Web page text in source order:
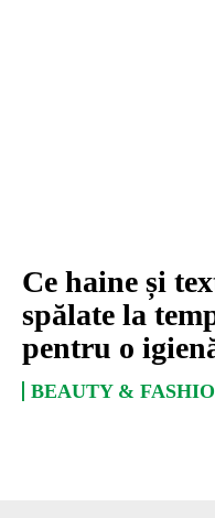
Ce haine și
spălate la
pentru o
BEAUTY &